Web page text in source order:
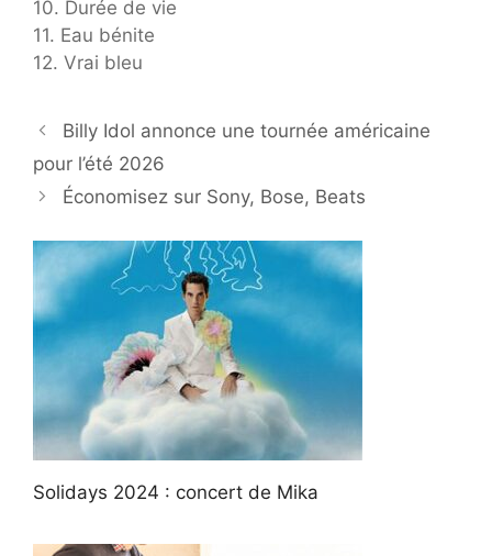
10. Durée de vie
11. Eau bénite
12. Vrai bleu
Billy Idol annonce une tournée américaine
pour l’été 2026
Économisez sur Sony, Bose, Beats
Solidays 2024 : concert de Mika